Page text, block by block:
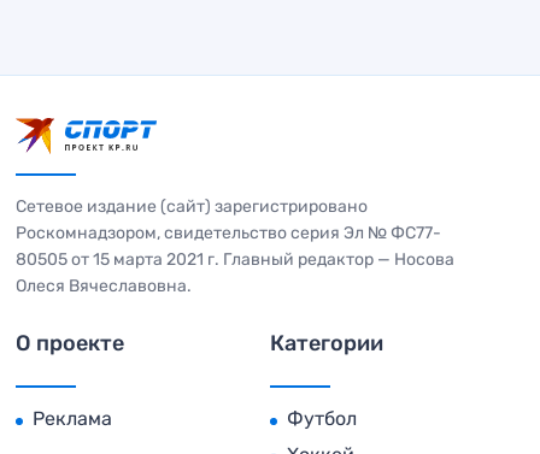
Сетевое издание (сайт) зарегистрировано
Роскомнадзором, свидетельство серия Эл № ФС77-
80505 от 15 марта 2021 г. Главный редактор — Носова
Олеся Вячеславовна.
О проекте
Реклама
Категории
Футбол